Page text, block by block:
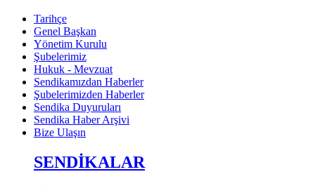
Tarihçe
Genel Başkan
Yönetim Kurulu
Şubelerimiz
Hukuk - Mevzuat
Sendikamızdan Haberler
Şubelerimizden Haberler
Sendika Duyuruları
Sendika Haber Arşivi
Bize Ulaşın
SENDİKALAR